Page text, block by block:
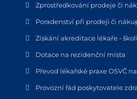
Zprostředkování prodeje či
Poradenství při prodeji či
Získání akreditace lékaře -
Dotace na rezidenční místa
Převod lékařské praxe OSVČ na
Provozní řád poskytovatele